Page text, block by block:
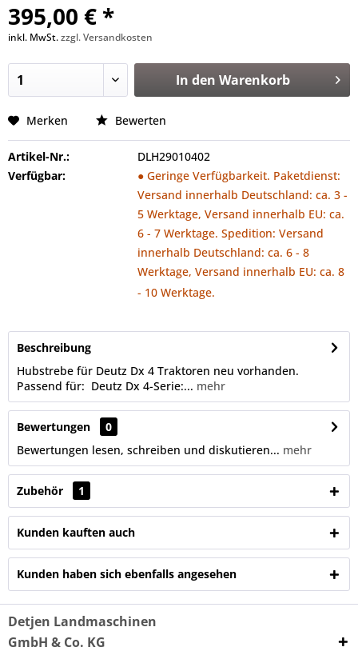
395,00 € *
inkl. MwSt.zzgl. Versandkosten
In den Warenkorb
Merken Bewerten
Artikel-Nr.:
DLH29010402
Verfügbar:
● Geringe Verfügbarkeit. Paketdienst:
Versand innerhalb Deutschland: ca. 3 -
5 Werktage, Versand innerhalb EU: ca.
6 - 7 Werktage. Spedition: Versand
innerhalb Deutschland: ca. 6 - 8
Werktage, Versand innerhalb EU: ca. 8
- 10 Werktage.
Beschreibung
Hubstrebe für Deutz Dx 4 Traktoren neu vorhanden.
Passend für: Deutz Dx 4-Serie:... mehr
Bewertungen
0
Bewertungen lesen, schreiben und diskutieren... mehr
Zubehör 1
Kunden kauften auch
Kunden haben sich ebenfalls angesehen
Detjen Landmaschinen
GmbH & Co. KG